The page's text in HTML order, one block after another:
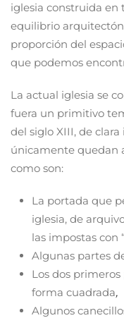
iglesia construida en
equilibrio
proporción del
que podemos
La actual iglesia se
fuera un primitivo
del siglo XIII, de
únicamente quedan
como son:
La portada que
iglesia, de
las impostas con
Algunas partes
Los dos
forma cuadrada,
Algunos